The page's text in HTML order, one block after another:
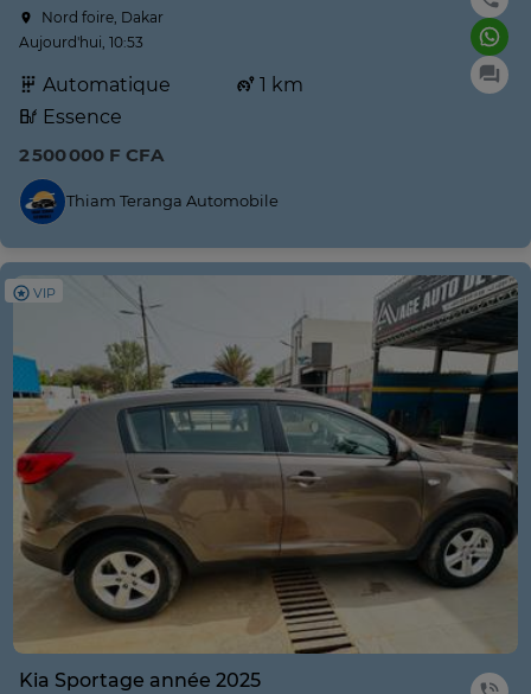
Nord foire, Dakar
Aujourd'hui, 10:53
Automatique
1 km
Essence
2 500 000 F CFA
Thiam Teranga Automobile
VIP
Kia Sportage année 2025